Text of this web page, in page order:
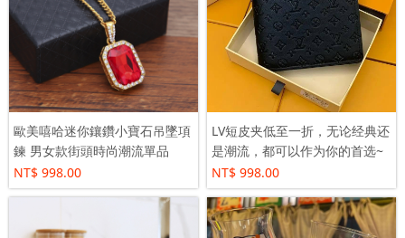
歐美嘻哈迷你鑲鑽小寶石吊墜項
鍊 男女款街頭時尚潮流單品
NT$ 998.00
LV短皮夹低至一折，无论经典还
是潮流，都可以作为你的首选~
NT$ 998.00